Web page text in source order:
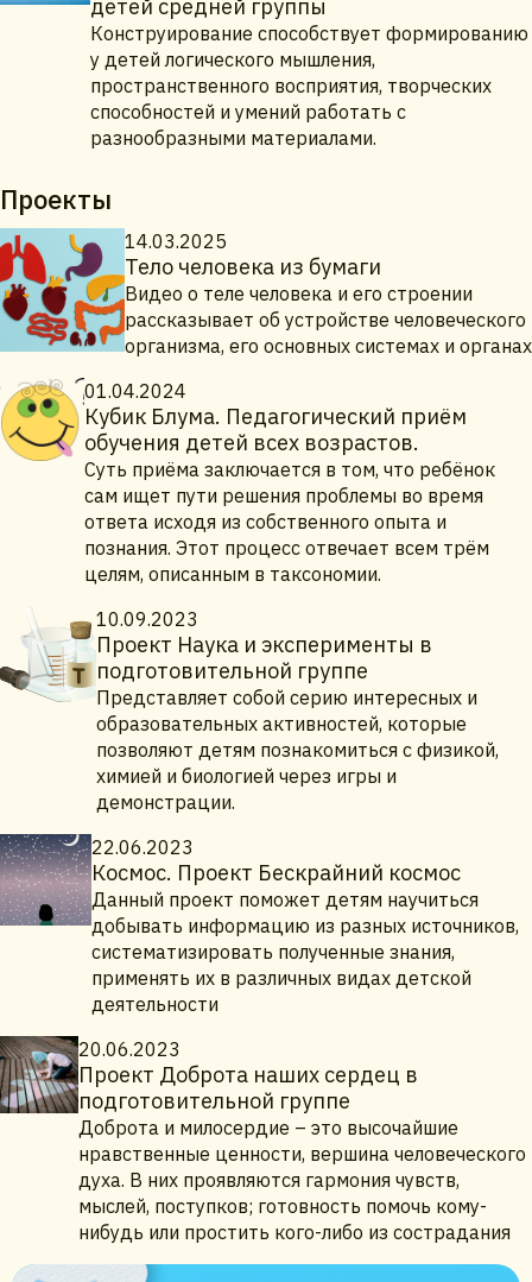
детей средней группы
Конструирование способствует формированию
у детей логического мышления,
пространственного восприятия, творческих
способностей и умений работать с
разнообразными материалами.
Проекты
14.03.2025
Тело человека из бумаги
Видео о теле человека и его строении
рассказывает об устройстве человеческого
организма, его основных системах и органах
01.04.2024
Кубик Блума. Педагогический приём
обучения детей всех возрастов.
Суть приёма заключается в том, что ребёнок
сам ищет пути решения проблемы во время
ответа исходя из собственного опыта и
познания. Этот процесс отвечает всем трём
целям, описанным в таксономии.
10.09.2023
Проект Наука и эксперименты в
подготовительной группе
Представляет собой серию интересных и
образовательных активностей, которые
позволяют детям познакомиться с физикой,
химией и биологией через игры и
демонстрации.
22.06.2023
Космос. Проект Бескрайний космос
Данный проект поможет детям научиться
добывать информацию из разных источников,
систематизировать полученные знания,
применять их в различных видах детской
деятельности
20.06.2023
Проект Доброта наших сердец в
подготовительной группе
Доброта и милосердие – это высочайшие
нравственные ценности, вершина человеческого
духа. В них проявляются гармония чувств,
мыслей, поступков; готовность помочь кому-
нибудь или простить кого-либо из сострадания